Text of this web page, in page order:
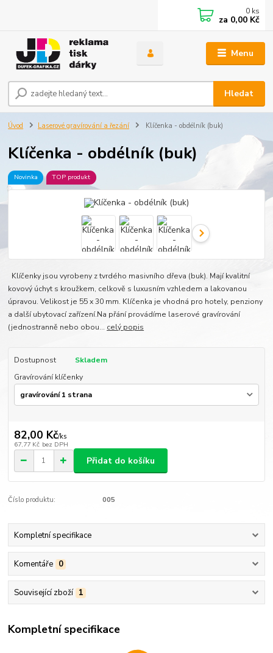
Menu
Hledat
0 ks
za 0,00 Kč
Úvod Laserové gravírování a řezání Klíčenka - obdélník (buk)
Klíčenka - obdélník (buk)
Novinka TOP produkt
Klíčenky jsou vyrobeny z tvrdého masivního dřeva (buk). Mají kvalitní
kovový úchyt s kroužkem, celkově s luxusním vzhledem a lakovanou
úpravou. Velikost je 55 x 30 mm. Klíčenka je vhodná pro hotely, penziony
a další ubytovací zařízení.Na přání provádíme laserové gravírování
(jednostranně nebo obou... celý popis
Dostupnost
Skladem
Gravírování klíčenky
82,00 Kč/ks
67,77 Kč bez DPH
Přidat do košíku
Číslo produktu: 005
Kompletní specifikace
Komentáře 0
Související zboží 1
Kompletní specifikace